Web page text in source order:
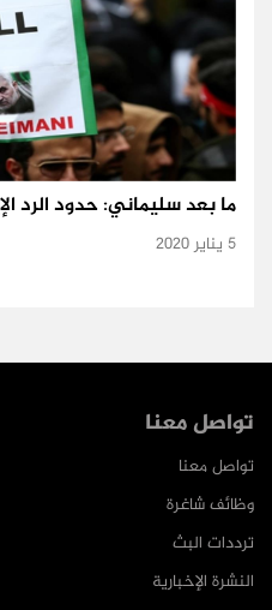
ما بعد سليماني: حدود الرد
5 يناير 2020
تواصل معنا
تواصل معنا
وظائف شاغرة
ترددات البث
النشرة الإخبارية